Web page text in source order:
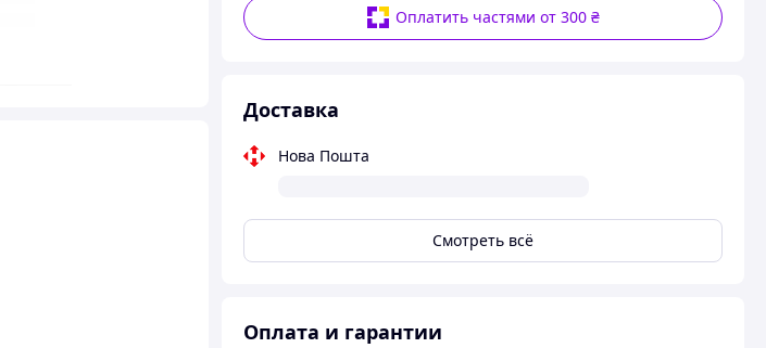
Оплатить частями от 300 ₴
Доставка
Нова Пошта
Смотреть всё
Оплата и гарантии